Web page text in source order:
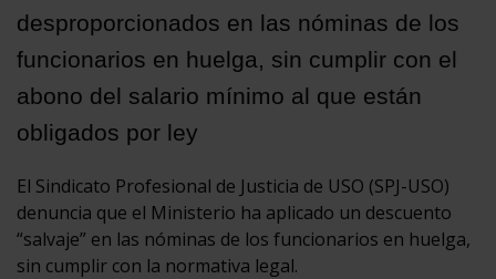
desproporcionados en las nóminas de los
funcionarios en huelga, sin cumplir con el
abono del salario mínimo al que están
obligados por ley
El Sindicato Profesional de Justicia de USO (SPJ-USO)
denuncia que el Ministerio ha aplicado un descuento
“salvaje” en las nóminas de los funcionarios en huelga,
sin cumplir con la normativa legal.